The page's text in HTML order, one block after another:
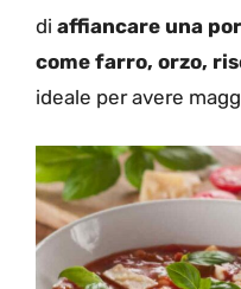
di affiancare una
come farro, orzo,
ideale per avere